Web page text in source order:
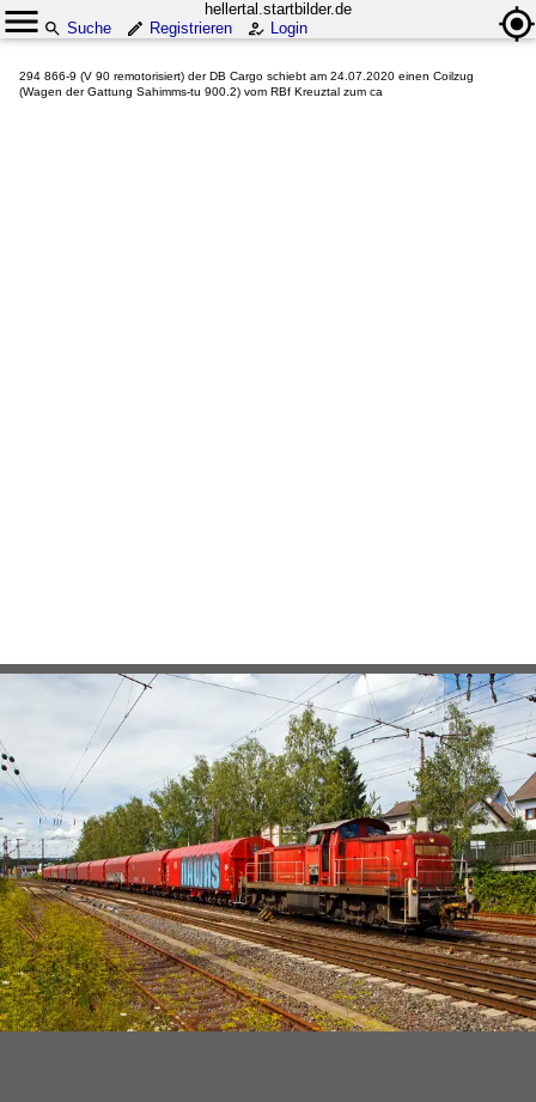
hellertal.startbilder.de
Suche
Registrieren Login
294 866-9 (V 90 remotorisiert) der DB Cargo schiebt am 24.07.2020 einen Coilzug
(Wagen der Gattung Sahimms-tu 900.2) vom RBf Kreuztal zum ca